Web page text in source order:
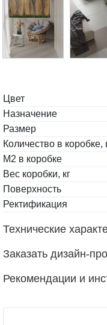
Цвет
Назначение
Размер
Количество в коробке,
М2 в коробке
Вес коробки, кг
Поверхность
Ректификация
Технические
Заказать дизайн-
Рекомендации и